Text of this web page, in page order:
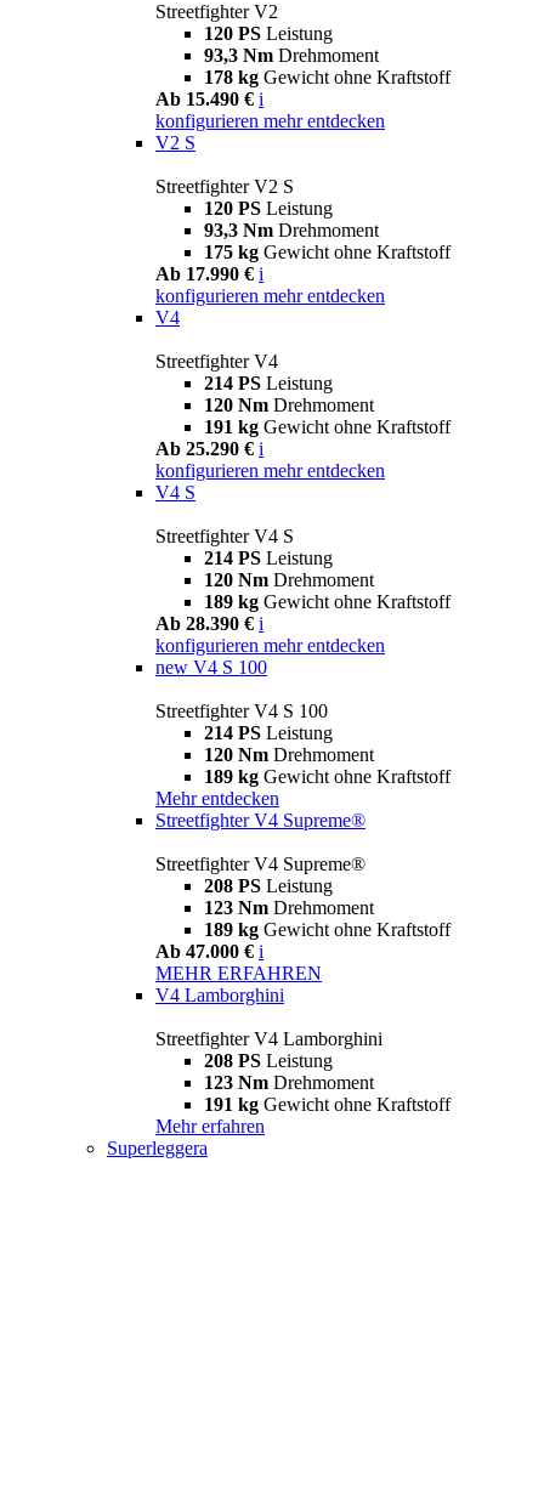
Streetfighter V2
120 PS Leistung
93,3 Nm Drehmoment
178 kg Gewicht ohne Kraftstoff
Ab 15.490 € i
konfigurieren mehr entdecken
V2 S
Streetfighter V2 S
120 PS Leistung
93,3 Nm Drehmoment
175 kg Gewicht ohne Kraftstoff
Ab 17.990 € i
konfigurieren mehr entdecken
V4
Streetfighter V4
214 PS Leistung
120 Nm Drehmoment
191 kg Gewicht ohne Kraftstoff
Ab 25.290 € i
konfigurieren mehr entdecken
V4 S
Streetfighter V4 S
214 PS Leistung
120 Nm Drehmoment
189 kg Gewicht ohne Kraftstoff
Ab 28.390 € i
konfigurieren mehr entdecken
new V4 S 100
Streetfighter V4 S 100
214 PS Leistung
120 Nm Drehmoment
189 kg Gewicht ohne Kraftstoff
Mehr entdecken
Streetfighter V4 Supreme®
Streetfighter V4 Supreme®
208 PS Leistung
123 Nm Drehmoment
189 kg Gewicht ohne Kraftstoff
Ab 47.000 € i
MEHR ERFAHREN
V4 Lamborghini
Streetfighter V4 Lamborghini
208 PS Leistung
123 Nm Drehmoment
191 kg Gewicht ohne Kraftstoff
Mehr erfahren
Superleggera